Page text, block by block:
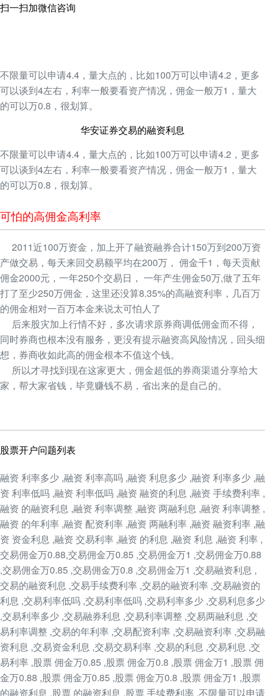
扫一扫加微信咨询
不限量可以申请4.4，量大点的，比如100万可以申请4.2，更多
可以谈到4左右，利率一般要看资产情况，佣金一般万1，量大
的可以万0.8，很划算。
华安证券交易的融资利息
不限量可以申请4.4，量大点的，比如100万可以申请4.2，更多
可以谈到4左右，利率一般要看资产情况，佣金一般万1，量大
的可以万0.8，很划算。
可怕的高佣金高利率
2011近100万资金，加上开了融资融券合计150万到200万资
产做交易，每天来回交易额平均在200万， 佣金千1，每天贡献
佣金2000元，一年250个交易日， 一年产生佣金50万,做了五年
打了至少250万佣金，这里还没算8.35%的高融资利率，几百万
的佣金相对一百万本金来说太可怕人了
后来股灾加上行情不好，多次请求原券商调低佣金而不得，
同时券商也根本没有服务，更没有提示融资高风险情况，回头细
想，券商收如此高的佣金根本不值这个钱。
所以才寻找到现在这家更大，佣金超低的券商渠道分享给大
家，帮大家省钱，毕竟赚钱不易，省出来的是自己的。
股票开户问题列表
融资 利率多少 ,融资 利率高吗 ,融资 利息多少 ,融资 利率多少 ,融
资 利率低吗 ,融资 利率低吗 ,融资 融资的利息 ,融资 手续费利率 ,
融资 的融资利息 ,融资 利率调整 ,融资 两融利息 ,融资 利率调整 ,
融资 的年利率 ,融资 配资利率 ,融资 两融利率 ,融资 融资利率 ,融
资 资金利息 ,融资 交易利率 ,融资 的利息 ,融资 利息 ,融资 利率 ,
交易佣金万0.88,交易佣金万0.85 ,交易佣金万1 ,交易佣金万0.88
,交易佣金万0.85 ,交易佣金万0.8 ,交易佣金万1 ,交易融资利息 ,
交易的融资利息 ,交易手续费利率 ,交易的融资利率 ,交易融资的
利息 ,交易利率低吗 ,交易利率低吗 ,交易利率多少 ,交易利息多少
,交易利率多少 ,交易融券利息 ,交易利率调整 ,交易两融利息 ,交
易利率调整 ,交易的年利率 ,交易配资利率 ,交易融资利率 ,交易融
资利息 ,交易资金利息 ,交易交易利率 ,交易的利息 ,交易利息 ,交
易利率 ,股票 佣金万0.85 ,股票 佣金万0.8 ,股票 佣金万1 ,股票 佣
金万0.88 ,股票 佣金万0.85 ,股票 佣金万0.8 ,股票 佣金万1 ,股票
的融资利息 ,股票 的融资利息 ,股票 手续费利率 ,不限量可以申请